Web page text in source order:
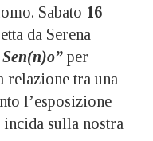
Sabato 16
da Serena
per
relazione tra una
l’esposizione
incida sulla nostra